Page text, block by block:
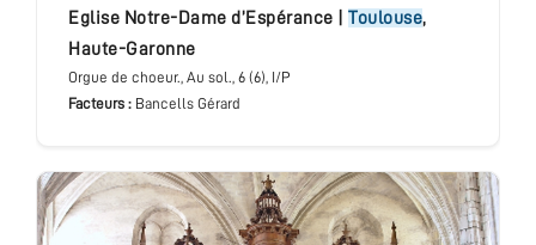
Eglise Notre-Dame d’Espérance Toulouse,
Haute-Garonne
Orgue de choeur., Au sol., 6 (6), I/P
Facteurs : Bancells Gérard